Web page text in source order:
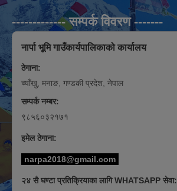
------------- सम्पर्क विवरण -------
नार्पा भूमि गाउँकार्यपालिकाको कार्यालय
ठेगाना:
च्याँखु, मनाङ, गण्डकी प्रदेश, नेपाल
सम्पर्क नम्बर:
९८५६०३२१७१
इमेल ठेगाना:
narpa2018@gmail.com
२४ सै घण्टा प्रतिक्रियाका लागि WHATSAPP सेवा: